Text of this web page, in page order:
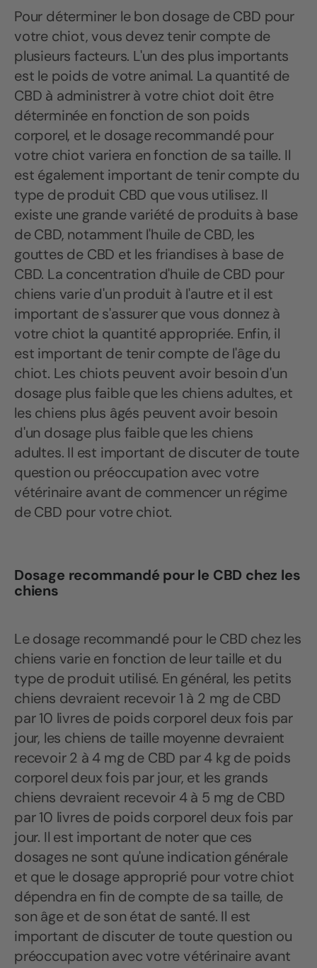
Pour déterminer le bon dosage de CBD pour
votre chiot, vous devez tenir compte de
plusieurs facteurs. L'un des plus importants
est le poids de votre animal. La quantité de
CBD à administrer à votre chiot doit être
déterminée en fonction de son poids
corporel, et le dosage recommandé pour
votre chiot variera en fonction de sa taille. Il
est également important de tenir compte du
type de produit CBD que vous utilisez. Il
existe une grande variété de produits à base
de CBD, notamment l'huile de CBD, les
gouttes de CBD et les friandises à base de
CBD. La concentration d'huile de CBD pour
chiens varie d'un produit à l'autre et il est
important de s'assurer que vous donnez à
votre chiot la quantité appropriée. Enfin, il
est important de tenir compte de l'âge du
chiot. Les chiots peuvent avoir besoin d'un
dosage plus faible que les chiens adultes, et
les chiens plus âgés peuvent avoir besoin
d'un dosage plus faible que les chiens
adultes. Il est important de discuter de toute
question ou préoccupation avec votre
vétérinaire avant de commencer un régime
de CBD pour votre chiot.
Dosage recommandé pour le CBD chez les
chiens
Le dosage recommandé pour le CBD chez les
chiens varie en fonction de leur taille et du
type de produit utilisé. En général, les petits
chiens devraient recevoir 1 à 2 mg de CBD
par 10 livres de poids corporel deux fois par
jour, les chiens de taille moyenne devraient
recevoir 2 à 4 mg de CBD par 4 kg de poids
corporel deux fois par jour, et les grands
chiens devraient recevoir 4 à 5 mg de CBD
par 10 livres de poids corporel deux fois par
jour. Il est important de noter que ces
dosages ne sont qu'une indication générale
et que le dosage approprié pour votre chiot
dépendra en fin de compte de sa taille, de
son âge et de son état de santé. Il est
important de discuter de toute question ou
préoccupation avec votre vétérinaire avant